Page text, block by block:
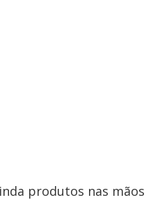
produtos nas mãos